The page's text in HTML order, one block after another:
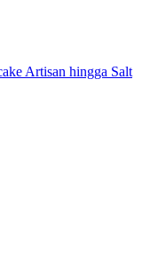
Artisan hingga Salt